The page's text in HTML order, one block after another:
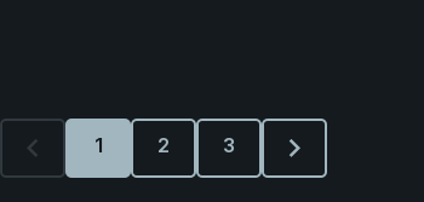
1 2 3